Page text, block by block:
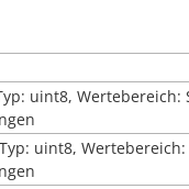
uint8, Wertebereich:
uint8, Wertebereich: